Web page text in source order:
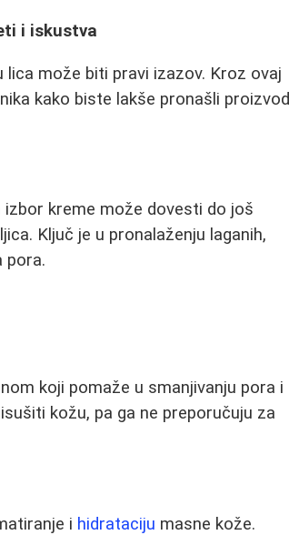
i iskustva
može biti pravi izazov. Kroz ovaj
kako biste lakše pronašli proizvod
kreme može dovesti do još
Ključ je u pronalaženju laganih,
pora.
koji pomaže u smanjivanju pora i
kožu, pa ga ne preporučuju za
i hidrataciju masne kože.